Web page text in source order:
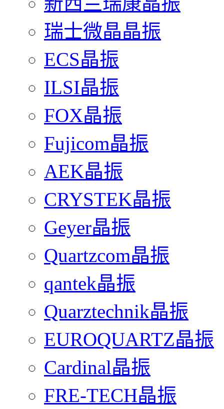
瑞士微晶晶振
ECS晶振
ILSI晶振
FOX晶振
Fujicom晶振
AEK晶振
CRYSTEK晶振
Geyer晶振
Quartzcom晶振
qantek晶振
Quarztechnik晶振
EUROQUARTZ晶振
Cardinal晶振
FRE-TECH晶振